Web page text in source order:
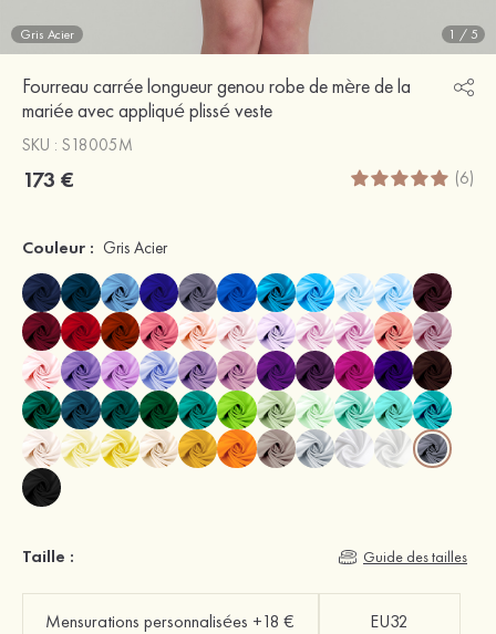
Gris Acier 1 / 5
Fourreau carrée longueur genou robe de mère de la
mariée avec appliqué plissé veste
SKU : S18005M
173 € (6)
Couleur : Gris Acier
Taille : Guide des tailles
Mensurations personnalisées +18 € EU32